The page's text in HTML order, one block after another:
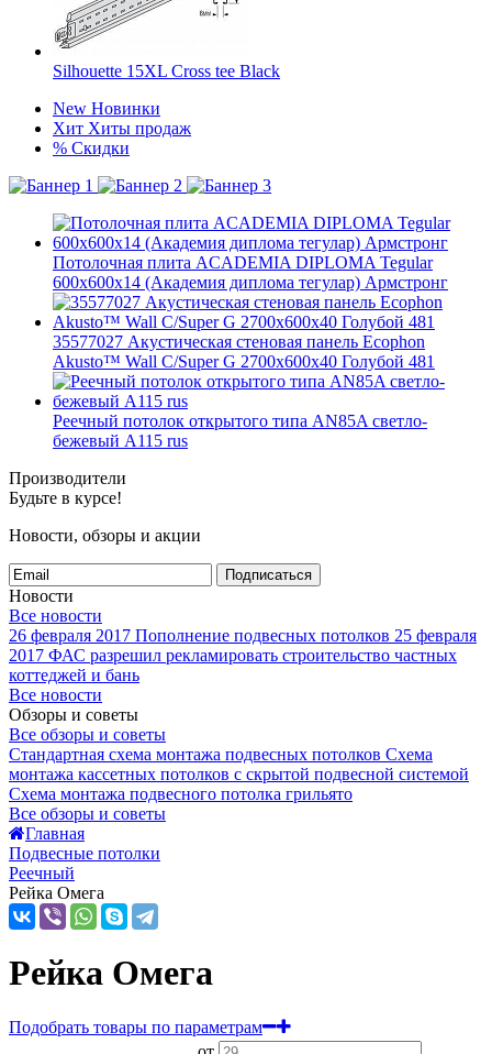
Silhouette 15XL Cross tee Black
New Новинки
Хит Хиты продаж
% Скидки
Потолочная плита ACADEMIA DIPLOMA Tegular
600x600x14 (Академия диплома тегулар) Армстронг
35577027 Акустическая стеновая панель Ecophon
Akusto™ Wall C/Super G 2700x600x40 Голубой 481
Реечный потолок открытого типа AN85A светло-
бежевый А115 rus
Производители
Будьте в курсе!
Новости, обзоры и акции
Подписаться
Новости
Все новости
26 февраля 2017 Пополнение подвесных потолков 25 февраля
2017 ФАС разрешил рекламировать строительство частных
коттеджей и бань
Все новости
Обзоры и советы
Все обзоры и советы
Стандартная схема монтажа подвесных потолков Схема
монтажа кассетных потолков с скрытой подвесной системой
Схема монтажа подвесного потолка грильято
Все обзоры и советы
Главная
Подвесные потолки
Реечный
Рейка Омега
Рейка Омега
Подобрать товары по параметрам